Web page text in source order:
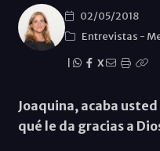
02/05/2018
Entrevistas -
X
Joaquina, acaba
qué le da gracias a